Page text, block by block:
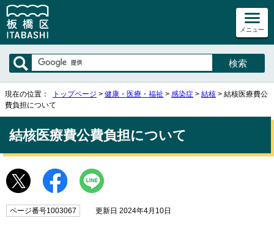
メニュー
現在の位置： トップページ > 健康・医療・福祉 > 感染症 > 結核 > 結核医療費公
費負担について
結核医療費公費負担について
ページ番号1003067 更新日 2024年4月10日